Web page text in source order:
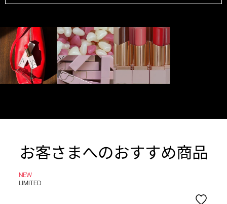
お客さまへのおすすめ商品
NEW
LIMITED